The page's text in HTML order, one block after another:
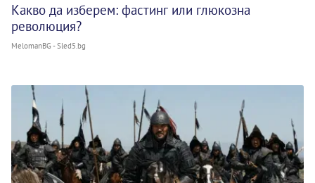
Какво да изберем: фастинг или глюкозна
революция?
MelomanBG - Sled5.bg